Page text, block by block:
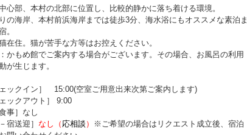
心部、本村の北部に位置し、比較的静かに落ち着ける環境。
の海岸、本村前浜海岸までは徒歩3分、海水浴にもオススメな素泊ま
。
在住。猫が苦手な方等はお控えください。
かもめ館でご案内する場合がございます。その場合、お風呂の利用
が生じます。
ェックイン］ 15:00(空室ご用意出来次第ご案内します)
ェックアウト］ 9:00
食事］なし
宿送迎］ なし（ 応相談 ）
※ご希望の場合はリクエスト成立後、宿泊